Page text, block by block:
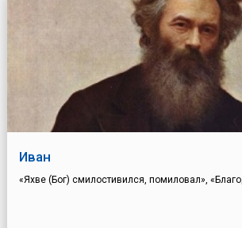
Иван
«Яхве (Бог) смилостивился, помиловал»,